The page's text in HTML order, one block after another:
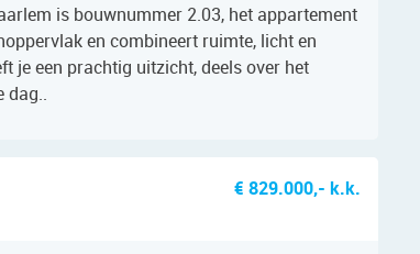
is bouwnummer 2.03, het appartement
en combineert ruimte, licht en
je een prachtig uitzicht, deels over het
dag..
€ 829.000,- k.k.